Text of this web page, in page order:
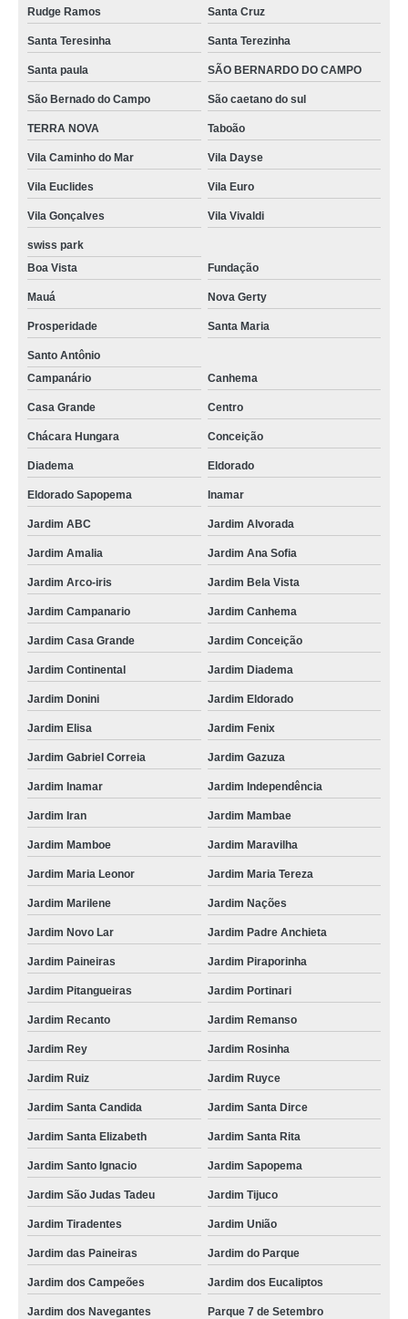
Rudge Ramos Santa Cruz
Santa Teresinha Santa Terezinha
Santa paula SÃO BERNARDO DO CAMPO
São Bernado do Campo São caetano do sul
TERRA NOVA Taboão
Vila Caminho do Mar Vila Dayse
Vila Euclides Vila Euro
Vila Gonçalves Vila Vivaldi
swiss park
Boa Vista
Fundação
Mauá Nova Gerty
Prosperidade Santa Maria
Santo Antônio
Campanário
Canhema
Casa Grande Centro
Chácara Hungara Conceição
Diadema Eldorado
Eldorado Sapopema Inamar
Jardim ABC Jardim Alvorada
Jardim Amalia Jardim Ana Sofia
Jardim Arco-iris Jardim Bela Vista
Jardim Campanario Jardim Canhema
Jardim Casa Grande Jardim Conceição
Jardim Continental Jardim Diadema
Jardim Donini Jardim Eldorado
Jardim Elisa Jardim Fenix
Jardim Gabriel Correia Jardim Gazuza
Jardim Inamar Jardim Independência
Jardim Iran Jardim Mambae
Jardim Mamboe Jardim Maravilha
Jardim Maria Leonor Jardim Maria Tereza
Jardim Marilene Jardim Nações
Jardim Novo Lar Jardim Padre Anchieta
Jardim Paineiras Jardim Piraporinha
Jardim Pitangueiras Jardim Portinari
Jardim Recanto Jardim Remanso
Jardim Rey Jardim Rosinha
Jardim Ruiz Jardim Ruyce
Jardim Santa Candida Jardim Santa Dirce
Jardim Santa Elizabeth Jardim Santa Rita
Jardim Santo Ignacio Jardim Sapopema
Jardim São Judas Tadeu Jardim Tijuco
Jardim Tiradentes Jardim União
Jardim das Paineiras Jardim do Parque
Jardim dos Campeões Jardim dos Eucaliptos
Jardim dos Navegantes Parque 7 de Setembro